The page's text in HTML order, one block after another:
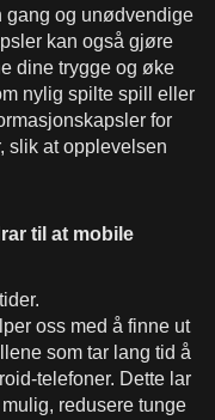
gang og unødvendige
kan også gjøre
dine trygge og øke
nylig spilte spill eller
for
slik at opplevelsen
til at mobile
oss med å finne ut
som tar lang tid å
telefoner. Dette lar
redusere tunge